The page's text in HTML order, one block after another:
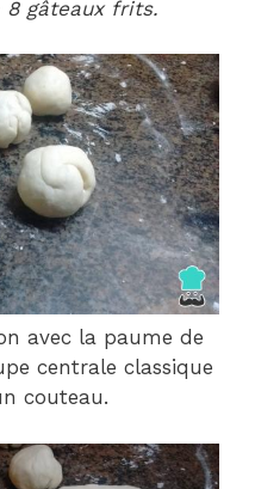
8 gâteaux frits.
avec la paume de
centrale classique
couteau.